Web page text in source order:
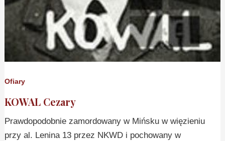
Ofiary
KOWAL Cezary
Prawdopodobnie zamordowany w Mińsku w więzieniu
przy al. Lenina 13 przez NKWD i pochowany w